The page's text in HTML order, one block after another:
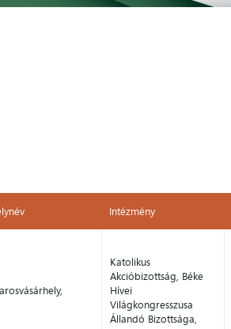
Intézmény
Katolikus
Akcióbizottság, Béke
Hívei
Világkongresszusa
Állandó Bizottsága,